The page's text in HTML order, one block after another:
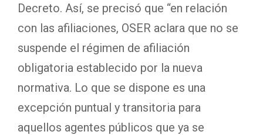
Decreto. Así, se precisó que “en relación
con las afiliaciones, OSER aclara que no se
suspende el régimen de afiliación
obligatoria establecido por la nueva
normativa. Lo que se dispone es una
excepción puntual y transitoria para
aquellos agentes públicos que ya se